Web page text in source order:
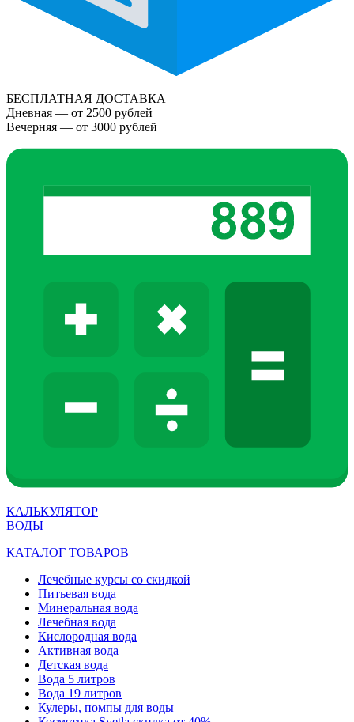
БЕСПЛАТНАЯ ДОСТАВКА
Дневная — от 2500 рублей
Вечерняя — от 3000 рублей
КАЛЬКУЛЯТОР
ВОДЫ
КАТАЛОГ ТОВАРОВ
Лечебные курсы со скидкой
Питьевая вода
Минеральная вода
Лечебная вода
Кислородная вода
Активная вода
Детская вода
Вода 5 литров
Вода 19 литров
Кулеры, помпы для воды